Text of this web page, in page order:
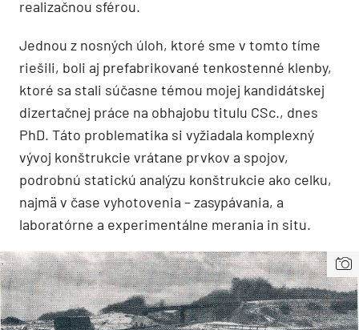
realizačnou sférou.
Jednou z nosných úloh, ktoré sme v tomto tíme
riešili, boli aj prefabrikované tenkostenné klenby,
ktoré sa stali súčasne témou mojej kandidátskej
dizertačnej práce na obhajobu titulu CSc., dnes
PhD. Táto problematika si vyžiadala komplexný
vývoj konštrukcie vrátane prvkov a spojov,
podrobnú statickú analýzu konštrukcie ako celku,
najmä v čase vyhotovenia – zasypávania, a
laboratórne a experimentálne merania in situ.